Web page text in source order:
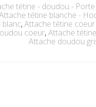
tétine - doudou -
tétine blanche -
,Attache tétine
coeur,Attache
Attache doudou